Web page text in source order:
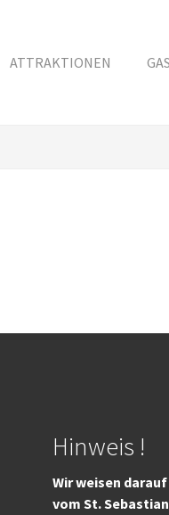
ATTRAKTIONEN
Hinweis !
Wir weisen
vom St.